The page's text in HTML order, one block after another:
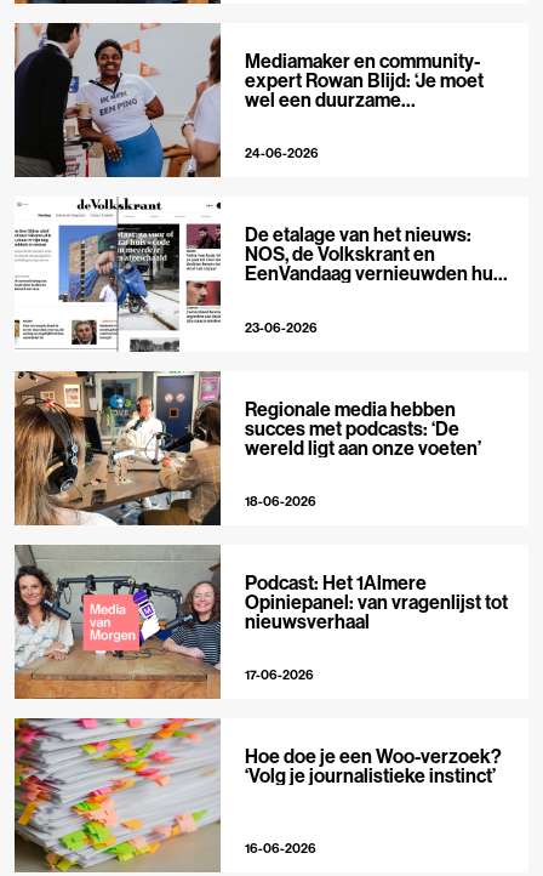
Mediamaker en community-
expert Rowan Blijd: ‘Je moet
wel een duurzame
24-06-2026
De etalage van het nieuws:
NOS, de Volkskrant en
EenVandaag vernieuwden hun
23-06-2026
Regionale media hebben
succes met podcasts: ‘De
wereld ligt aan onze voeten’
18-06-2026
Podcast: Het 1Almere
Opiniepanel: van vragenlijst tot
nieuwsverhaal
17-06-2026
Hoe doe je een Woo-verzoek?
‘Volg je journalistieke instinct’
16-06-2026